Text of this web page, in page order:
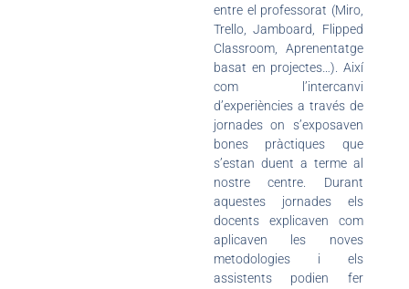
entre el professorat (Miro,
Trello, Jamboard, Flipped
Classroom, Aprenentatge
basat en projectes…). Així
com l’intercanvi
d’experiències a través de
jornades on s’exposaven
bones pràctiques que
s’estan duent a terme al
nostre centre. Durant
aquestes jornades els
docents explicaven com
aplicaven les noves
metodologies i els
assistents podien fer